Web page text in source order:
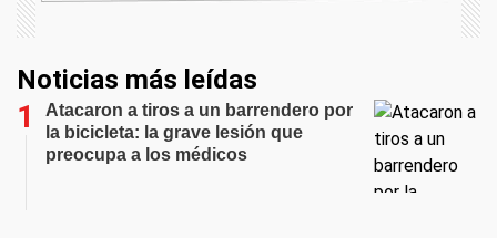
Noticias más leídas
Atacaron a tiros a un barrendero por
la bicicleta: la grave lesión que
preocupa a los médicos